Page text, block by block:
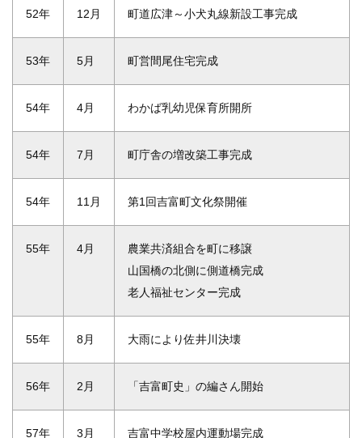
52年 12月 町道広津～小犬丸線新設工事完成
53年 5月 町営間尾住宅完成
54年 4月 わかば乳幼児保育所開所
54年 7月 町庁舎の増改築工事完成
54年 11月 第1回吉富町文化祭開催
55年 4月
農業共済組合を町に移譲
山国橋の北側に側道橋完成
老人福祉センター完成
55年 8月 大雨により佐井川決壊
56年 2月 「吉富町史」の編さん開始
57年 3月 吉富中学校屋内運動場完成